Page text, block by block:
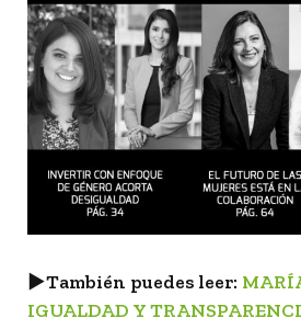
►También puedes leer:
IGUALDAD Y